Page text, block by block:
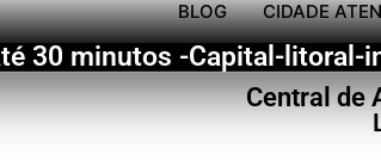
BLOG CIDADE
30 minutos -Capital-litoral-
Central de